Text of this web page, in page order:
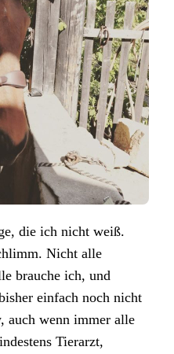
die ich nicht weiß.
Nicht alle
brauche ich, und
einfach noch nicht
auch wenn immer alle
Tierarzt,